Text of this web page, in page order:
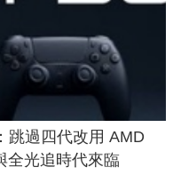
跳過四代改用 AMD
全光追時代來臨